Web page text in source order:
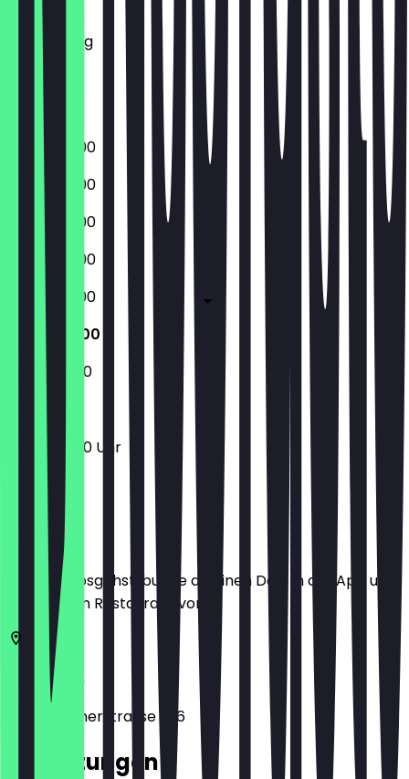
Mittwoch
Donnerstag
Freitag
Samstag
Sonntag
09:00 - 18:00
09:00 - 18:00
09:00 - 18:00
09:00 - 18:00
09:00 - 18:00
10:00 - 18:00
10:00 - 18:00
10:00 - 18:00 Uhr
Bevor du losgehst, buche dir einen Deal in der App und
zeige ihn im Restaurant vor.
50939Köln
Berrenratherstrasse 226
Bewertungen